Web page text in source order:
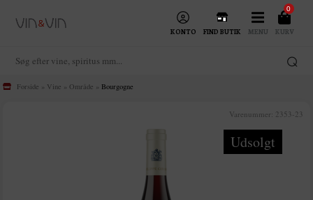
KONTO FIND BUTIK MENU
0
KURV
Forside Vine »Område Bourgogne
Udsolgt
Varenummer: 2353-23